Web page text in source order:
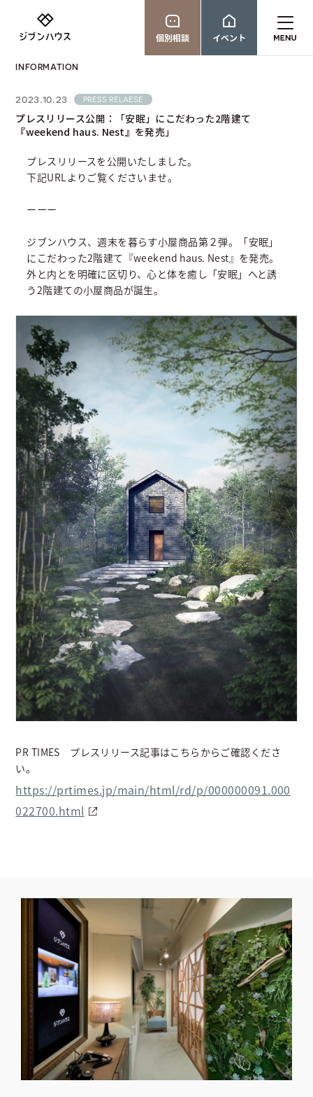
個別相談 イベント
INFORMATION
2023.10.23 PRESS RELAESE
プレスリリース公開：「安眠」にこだわった2階建て
『weekend haus. Nest』を発売」
プレスリリースを公開いたしました。
下記URLよりご覧くださいませ。
ーーー
ジブンハウス、週末を暮らす小屋商品第２弾。「安眠」
にこだわった2階建て『weekend haus. Nest』を発売。
外と内とを明確に区切り、心と体を癒し「安眠」へと誘
う2階建ての小屋商品が誕生。
PR TIMES プレスリリース記事はこちらからご確認くださ
い。
https://prtimes.jp/main/html/rd/p/000000091.000
022700.html